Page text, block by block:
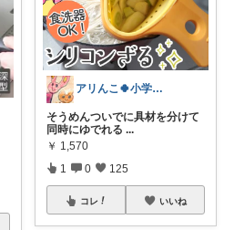
アリんこ🍀小学生ママ 経由購入感謝です
そうめんついでに具材を分けて
同時にゆでれる ...
￥ 1,570
1 0 125
コレ いいね